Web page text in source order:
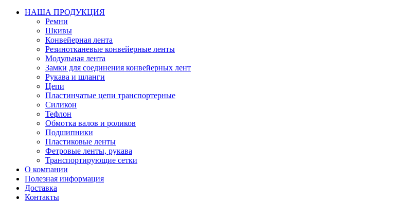
НАША ПРОДУКЦИЯ
Ремни
Шкивы
Конвейерная лента
Резинотканевые конвейерные ленты
Модульная лента
Замки для соединения конвейерных лент
Рукава и шланги
Цепи
Пластинчатые цепи транспортерные
Силикон
Тефлон
Обмотка валов и роликов
Подшипники
Пластиковые ленты
Фетровые ленты, рукава
Транспортирующие сетки
О компании
Полезная информация
Доставка
Контакты